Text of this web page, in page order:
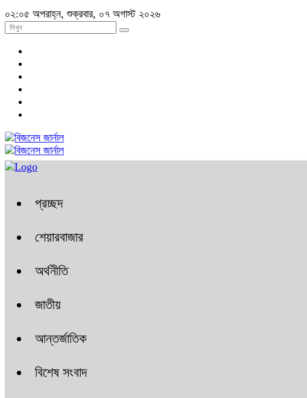
০২:০৫ অপরাহ্ন, শুক্রবার, ০৭ অগাস্ট ২০২৬
প্রচ্ছদ
শেয়ারবাজার
অর্থনীতি
জাতীয়
আন্তর্জাতিক
বিশেষ সংবাদ